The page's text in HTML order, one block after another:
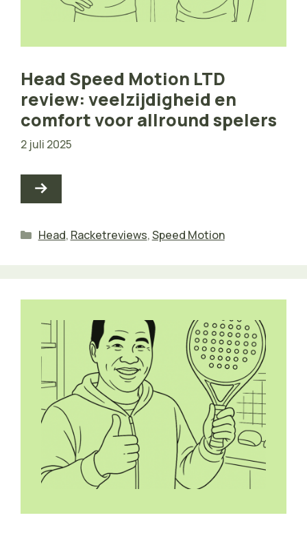
Head Speed Motion LTD
review: veelzijdigheid en
comfort voor allround spelers
2 juli 2025
Categorieën
Head, Racketreviews,Speed Motion